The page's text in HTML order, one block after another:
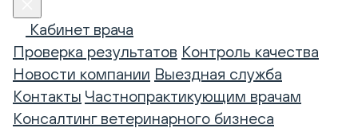
Кабинет врача
Проверка результатов Контроль качества
Новости компании Выездная служба
Контакты Частнопрактикующим врачам
Консалтинг ветеринарного бизнеса